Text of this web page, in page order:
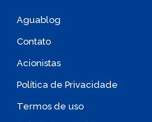
Aguablog
Contato
Acionistas
Política de Privacidade
Termos de uso